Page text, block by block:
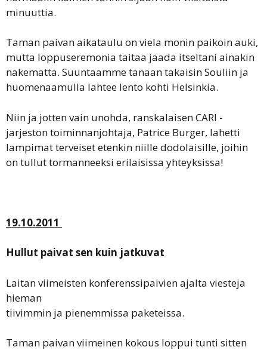
minuuttia.
Taman paivan aikataulu on viela monin paikoin auki,
mutta loppuseremonia taitaa jaada itseltani ainakin
nakematta. Suuntaamme tanaan takaisin Souliin ja
huomenaamulla lahtee lento kohti Helsinkia.
Niin ja jotten vain unohda, ranskalaisen CARI -
jarjeston toiminnanjohtaja, Patrice Burger, lahetti
lampimat terveiset etenkin niille dodolaisille, joihin
on tullut tormanneeksi erilaisissa yhteyksissa!
19.10.2011
Hullut paivat sen kuin jatkuvat
Laitan viimeisten konferenssipaivien ajalta viesteja
hieman
tiivimmin ja pienemmissa paketeissa.
Taman paivan viimeinen kokous loppui tunti sitten